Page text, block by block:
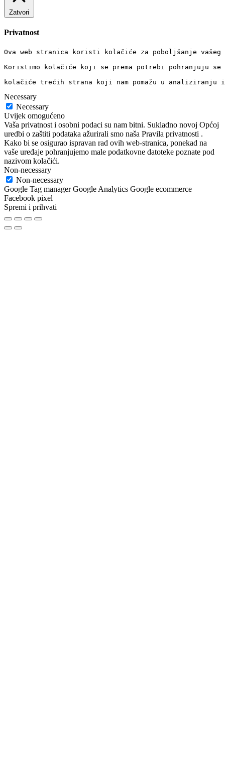
Zatvori
Privatnost
Ova web stranica koristi kolačiće za poboljšanje
Koristimo kolačiće koji se prema potrebi pohranjuju
kolačiće trećih strana koji nam pomažu u
Necessary
Necessary
Uvijek omogućeno
Vaša privatnost i osobni podaci su nam bitni. Sukladno novoj Općoj
uredbi o zaštiti podataka ažurirali smo naša Pravila privatnosti .
Kako bi se osigurao ispravan rad ovih web-stranica, ponekad na
vaše uređaje pohranjujemo male podatkovne datoteke poznate pod
nazivom kolačići.
Non-necessary
Non-necessary
Google Tag manager Google Analytics Google ecommerce
Facebook pixel
Spremi i prihvati